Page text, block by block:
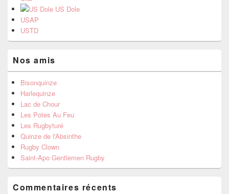
US Dole
USAP
USTD
Nos amis
Bisonquinze
Harlequinze
Lac de Chour
Les Potes Au Feu
Les Rugbyturé
Quinze de l'Absinthe
Rugby Clown
Saint-Apo Gentlemen Rugby
Commentaires récents